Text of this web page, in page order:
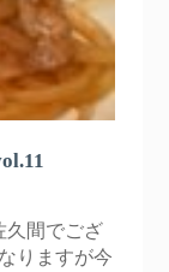
久間でござ
りますが今